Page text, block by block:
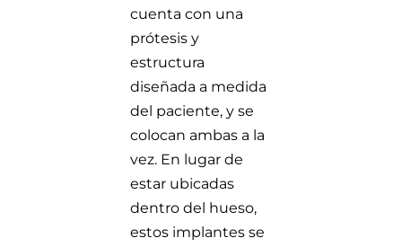
cuenta con una
prótesis y
estructura
diseñada a medida
del paciente, y se
colocan ambas a la
vez. En lugar de
estar ubicadas
dentro del hueso,
estos implantes se